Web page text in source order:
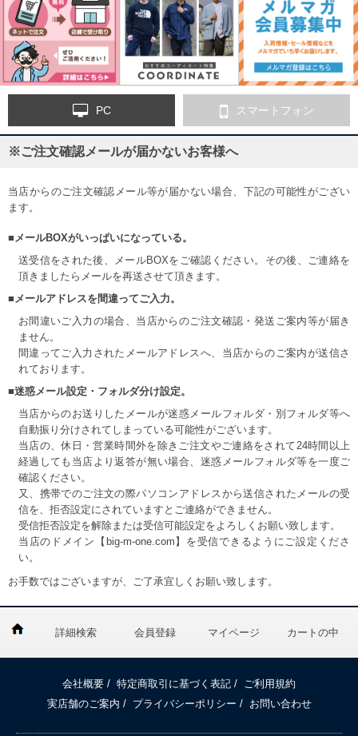
PC スマートフォン
※ご注文確認メールが届かないお客様へ
当店からのご注文確認メール等が届かない場合、下記の可能性がござい
ます。
■メールBOXがいっぱいになっている。
送受信をされた後、メールBOXをご確認ください。その後、ご連絡を
頂きましたらメールを再送させて頂きます。
■メールアドレスを間違ってご入力。
お間違いご入力の場合、当店からのご注文確認・発送ご案内等が届き
ません。
間違ってご入力されたメールアドレスへ、当店からのご案内が送信さ
れております。
■迷惑メール設定・フォルダ分け設定。
当店からのお送りしたメールが迷惑メールフォルダ・別フォルダ等へ
自動振り分けされてしまっている可能性がございます。
当店の、休日・営業時間外を除きご注文やご連絡をされて24時間以上
経過しても当店より返答が無い場合、迷惑メールフォルダ等を一度ご
確認ください。
又、携帯でのご注文の際パソコンアドレスから送信されたメールの受
信を、拒否設定にされていますとご連絡ができません。
受信拒否設定を解除または受信可能設定をよろしくお願い致します。
当店のドメイン【big-m-one.com】を受信できるようにご設定くださ
い。
お手数ではございますが、ご了承宜しくお願い致します。
詳細検索 会員登録 マイページ カートの中
会社概要 / 特定商取引に基づく表記 /
ご利用規約
実店舗のご案内 / プライバシーポリシー / お問い合わせ